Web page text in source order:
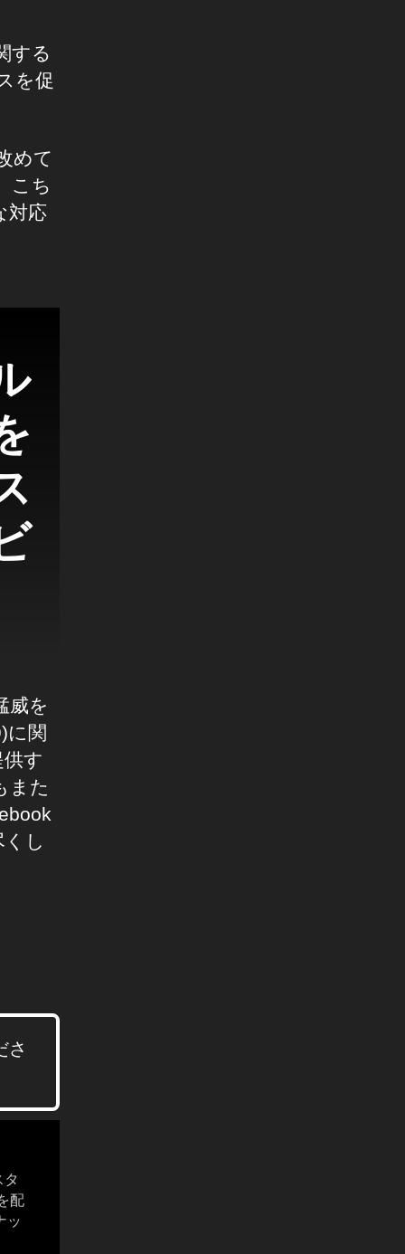
する
を促
めて
こち
対応
威を
に関
す
また
し
さ
配
ッ